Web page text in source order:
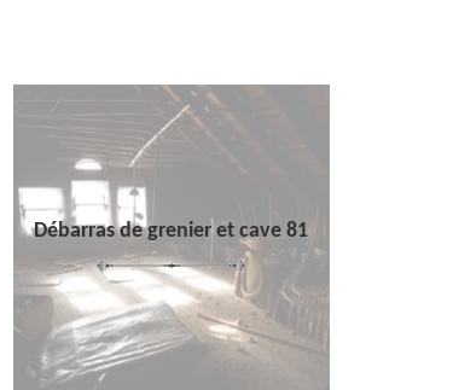
Débarras de grenier et cave 81